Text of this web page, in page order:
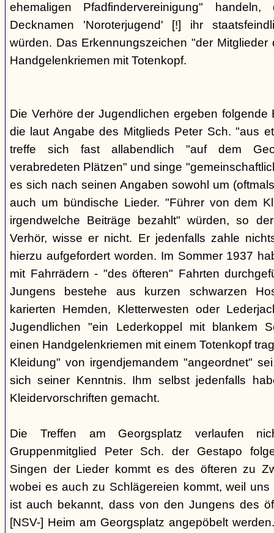
ehemaligen Pfadfindervereinigung"
Decknamen 'Noroterjugend' [!] ihr
würden. Das Erkennungszeichen "der Mitglieder
Handgelenkriemen mit Totenkopf.
Die Verhöre der Jugendlichen ergeben folgende
die laut Angabe des Mitglieds Peter Sch. "aus
treffe sich fast allabendlich "auf dem
verabredeten Plätzen" und singe
es sich nach seinen Angaben sowohl um
auch um bündische Lieder. "Führer von dem
irgendwelche Beiträge bezahlt" würden, so
Verhör, wisse er nicht. Er jedenfalls zahle
hierzu aufgefordert worden. Im Sommer 1937
mit Fahrrädern - "des öfteren" Fahrten
Jungens bestehe aus kurzen schwarzen
karierten Hemden, Kletterwesten oder
Jugendlichen "ein Lederkoppel mit blankem
einen Handgelenkriemen mit einem Totenkopf
Kleidung" von irgendjemandem "angeordnet"
sich seiner Kenntnis. Ihm selbst jedenfalls
Kleidervorschriften gemacht.
Die Treffen am Georgsplatz verlaufen
Gruppenmitglied Peter Sch. der Gestapo
Singen der Lieder kommt es des öfteren zu
wobei es auch zu Schlägereien kommt, weil
ist auch bekannt, dass von den Jungens des
[NSV-] Heim am Georgsplatz angepöbelt